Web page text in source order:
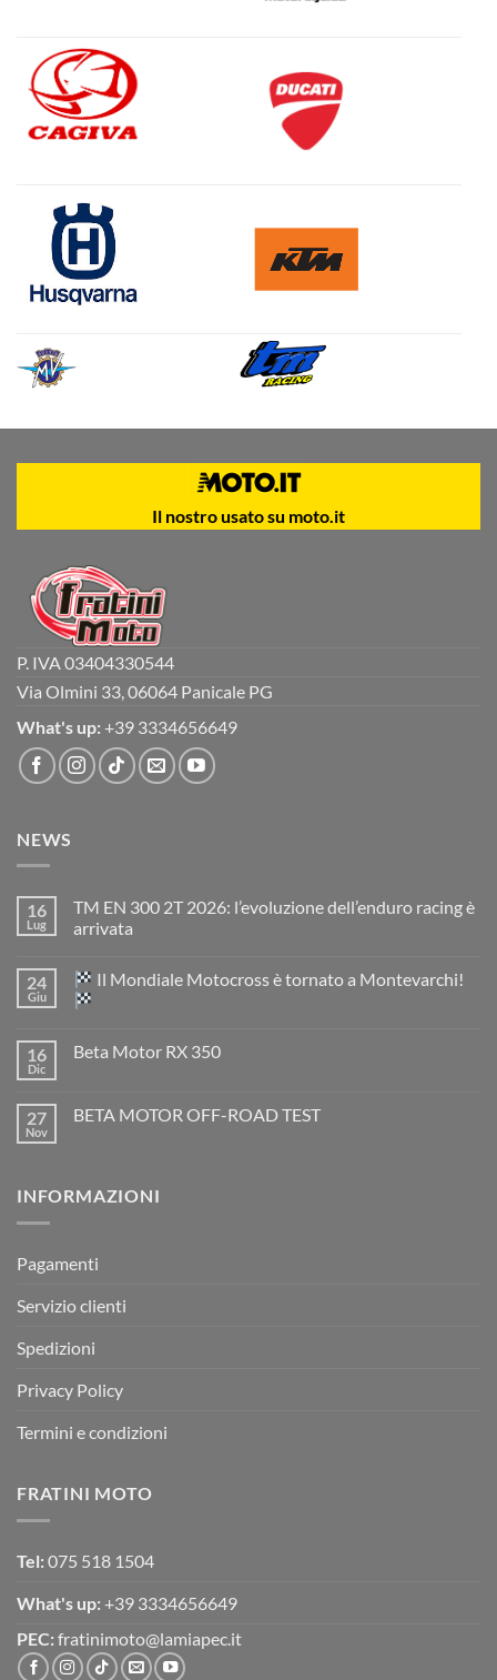
Il nostro usato su moto.it
P. IVA 03404330544
Via Olmini 33, 06064 Panicale PG
What's up: +39 3334656649
NEWS
16
Lug
TM EN 300 2T 2026: l’evoluzione dell’enduro racing è
arrivata
su
TM
EN
2026:
è
arrivata
24
Giu
Il Mondiale Motocross è tornato a Montevarchi!
su
Motocross
è
16
Dic
Beta Motor RX 350
Beta
27
Nov
BETA MOTOR OFF-ROAD TEST
MOTOR
INFORMAZIONI
Pagamenti
Servizio clienti
Spedizioni
Privacy Policy
Termini e condizioni
FRATINI MOTO
Tel: 075 518 1504
What's up: +39 3334656649
PEC: fratinimoto@lamiapec.it